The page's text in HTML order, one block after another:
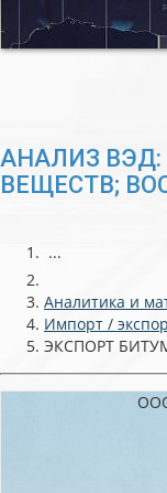
АНАЛИЗ
ВЕЩЕСТВ;
...
Аналитика и
Импорт /
ЭКСПОРТ